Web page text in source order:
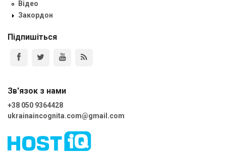
Відео
Закордон
Підпишіться
Зв'язок з нами
+38 050 9364428
ukrainaincognita.com@gmail.com